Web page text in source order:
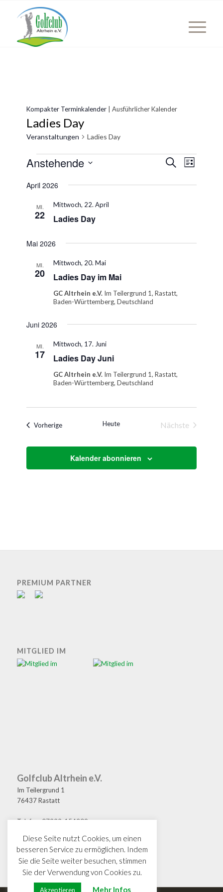
Kompakter Terminkalender | Ausführlicher Kalender
Ladies Day
Veranstaltungen Ladies Day
Veranstaltungen Suche
Liste
Anstehende
wählen.
April 2026
MI.
22 Ladies Day
Mittwoch, 22. April
Mai 2026
MI.
20 Ladies Day im Mai
Mittwoch, 20. Mai
GC Altrhein e.V. Im Teilergrund 1, Rastatt,
Baden-Württemberg, Deutschland
Juni 2026
MI.
17 Ladies Day Juni
Mittwoch, 17. Juni
GC Altrhein e.V. Im Teilergrund 1, Rastatt,
Baden-Württemberg, Deutschland
VorherigeVeranstaltungenHeute
Nächste
Kalender abonnieren
PREMIUM PARTNER
MITGLIED IM
Golfclub Altrhein e.V.
Im Teilergrund 1
76437 Rastatt
Telefon: 07222-154209
E-Mail: golf@gcaltrhein.de
Diese Seite nutzt Cookies, um einen
besseren Service zu ermöglichen. Indem
Sie die Seite weiter besuchen, stimmen
Sie der Verwendung von Cookies zu.
Akzeptieren Mehr Infos